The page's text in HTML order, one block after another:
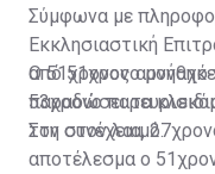
Σύμφωνα με
Εκκλησιαστική
από 51χρονο μοναχό
παραδώσει τα
Ο 51χρονος
53χρονο
τον στον λαιμό.
Στη συνέχεια,
αποτέλεσμα ο